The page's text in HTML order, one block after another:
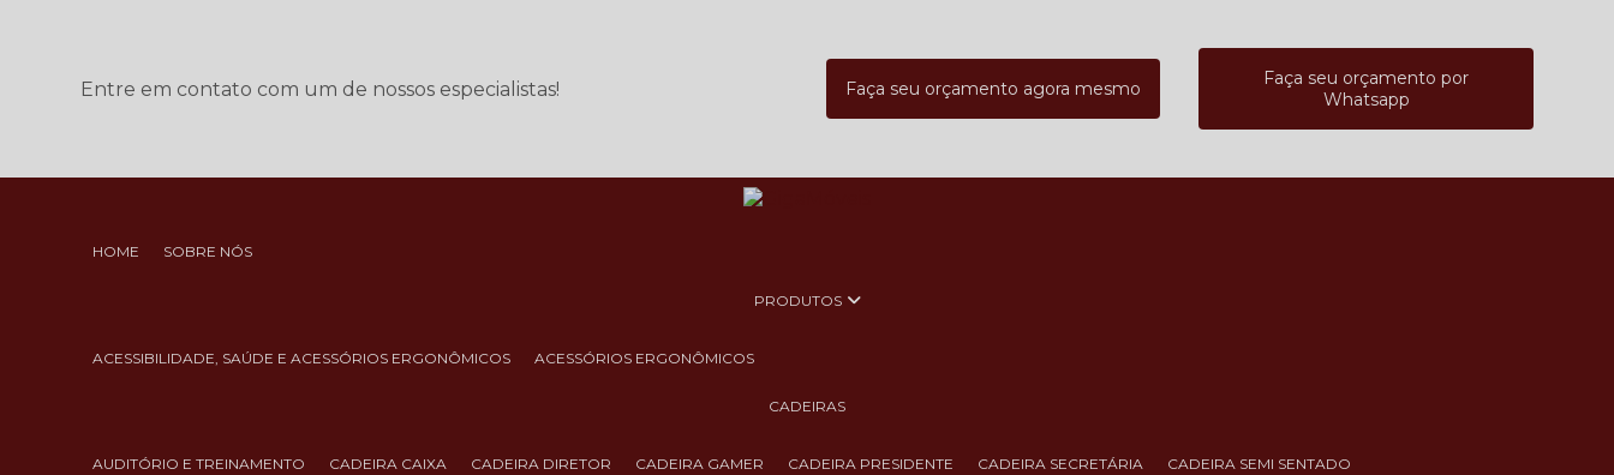
Entre em contato com um de nossos especialistas! Faça seu orçamento agora mesmo
Faça seu orçamento por
Whatsapp
HOME SOBRE NÓS
PRODUTOS
ACESSIBILIDADE, SAÚDE E ACESSÓRIOS ERGONÔMICOS ACESSÓRIOS ERGONÔMICOS
CADEIRAS
AUDITÓRIO E TREINAMENTO CADEIRA CAIXA CADEIRA DIRETOR CADEIRA GAMER CADEIRA PRESIDENTE CADEIRA SECRETÁRIA CADEIRA SEMI SENTADO